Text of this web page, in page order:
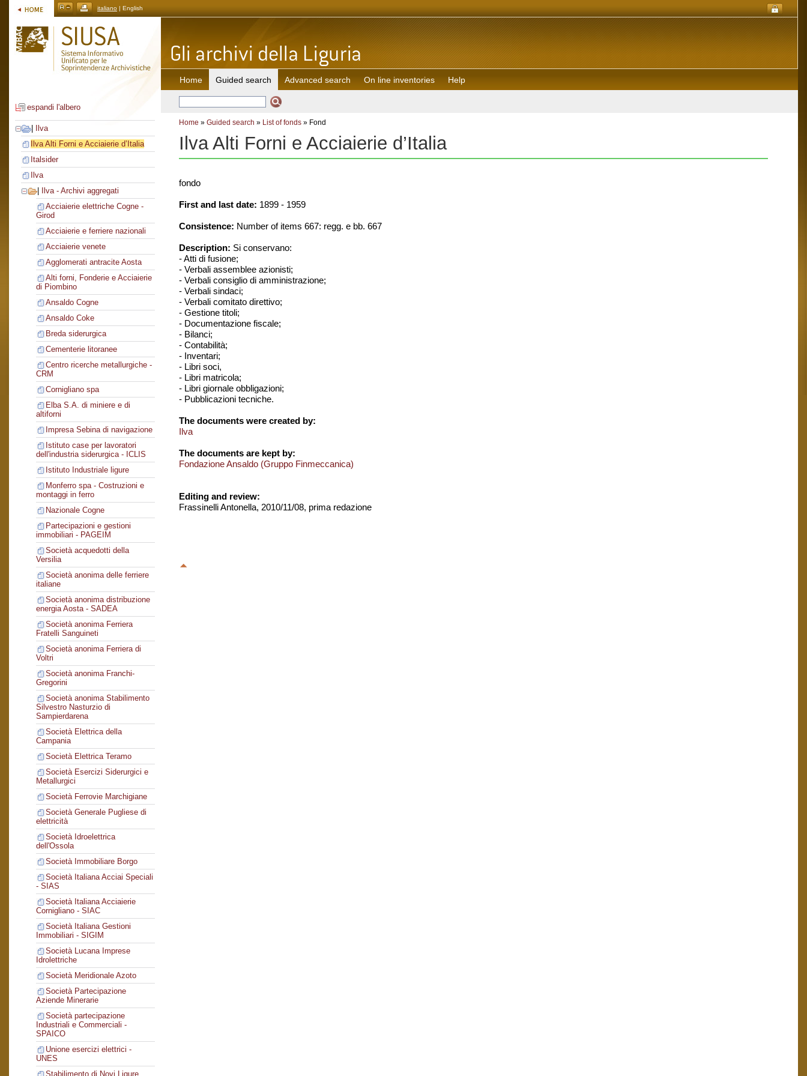
italiano | English
espandi l'albero
Ilva
Ilva Alti Forni e Acciaierie d’Italia
Italsider
Ilva
Ilva - Archivi aggregati
Acciaierie elettriche Cogne -
Girod
Acciaierie e ferriere nazionali
Acciaierie venete
Agglomerati antracite Aosta
Alti forni, Fonderie e Acciaierie
di Piombino
Ansaldo Cogne
Ansaldo Coke
Breda siderurgica
Cementerie litoranee
Centro ricerche metallurgiche -
CRM
Cornigliano spa
Elba S.A. di miniere e di
altiforni
Impresa Sebina di navigazione
Istituto case per lavoratori
dell'industria siderurgica - ICLIS
Istituto Industriale ligure
Monferro spa - Costruzioni e
montaggi in ferro
Nazionale Cogne
Partecipazioni e gestioni
immobiliari - PAGEIM
Società acquedotti della
Versilia
Società anonima delle ferriere
italiane
Società anonima distribuzione
energia Aosta - SADEA
Società anonima Ferriera
Fratelli Sanguineti
Società anonima Ferriera di
Voltri
Società anonima Franchi-
Gregorini
Società anonima Stabilimento
Silvestro Nasturzio di
Sampierdarena
Società Elettrica della
Campania
Società Elettrica Teramo
Società Esercizi Siderurgici e
Metallurgici
Società Ferrovie Marchigiane
Società Generale Pugliese di
elettricità
Società Idroelettrica
dell'Ossola
Società Immobiliare Borgo
Società Italiana Acciai Speciali
- SIAS
Società Italiana Acciaierie
Cornigliano - SIAC
Società Italiana Gestioni
Immobiliari - SIGIM
Società Lucana Imprese
Idrolettriche
Società Meridionale Azoto
Società Partecipazione
Aziende Minerarie
Società partecipazione
Industriali e Commerciali -
SPAICO
Unione esercizi elettrici -
UNES
Stabilimento di Novi Ligure
Home Guided search Advanced search On line inventories Help
Home » Guided search » List of fonds » Fond
Ilva Alti Forni e Acciaierie d’Italia
fondo
First and last date: 1899 - 1959
Consistence: Number of items 667: regg. e bb. 667
Description: Si conservano:
- Atti di fusione;
- Verbali assemblee azionisti;
- Verbali consiglio di amministrazione;
- Verbali sindaci;
- Verbali comitato direttivo;
- Gestione titoli;
- Documentazione fiscale;
- Bilanci;
- Contabilità;
- Inventari;
- Libri soci,
- Libri matricola;
- Libri giornale obbligazioni;
- Pubblicazioni tecniche.
The documents were created by:
Ilva
The documents are kept by:
Fondazione Ansaldo (Gruppo Finmeccanica)
Editing and review:
Frassinelli Antonella, 2010/11/08, prima redazione